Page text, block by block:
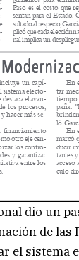
dio un
de las
el sistema